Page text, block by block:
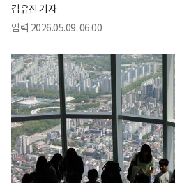
김유진 기자
입력 2026.05.09. 06:00